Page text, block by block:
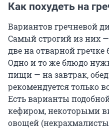
Как похудеть на
Вариантов гречневой
Самый строгий из них
две на отварной гречке
Одно и то же блюдо
пищи — на завтрак,
рекомендуется только
Есть варианты
кефиром, некоторыми
овощей